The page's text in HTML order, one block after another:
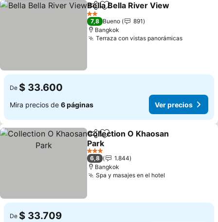
CompartirAgregar a favoritos
Bella Bella River View
2 Estrellas
7,8 Bueno
891
Bangkok
Terraza con vistas panorámicasVer
De $ 33.600
Mira precios de 6 páginas Ver precios
CompartirAgregar a favoritos
Collection O Khaosan
Park
Ver precios
3 Estrellas
6,8
1.844
Bangkok
Spa y masajes en el hotel
De $ 33.709